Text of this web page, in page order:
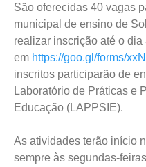
São oferecidas 40 vagas
municipal de ensino de
realizar inscrição até o dia
em https://goo.gl/forms/
inscritos participarão de
Laboratório de Práticas e
Educação (LAPPSIE).
As atividades terão início
sempre às segundas-